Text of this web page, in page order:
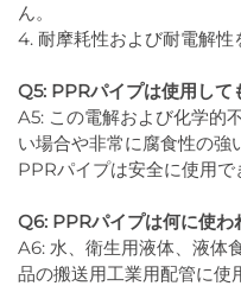
ん。
4. 耐摩耗性および耐電解性
Q5: PPRパイプは使用して
A5: この電解および化学的
い場合や非常に腐食性の強
PPRパイプは安全に使用で
Q6: PPRパイプは何に使わ
A6: 水、衛生用液体、液体
品の搬送用工業用配管に使